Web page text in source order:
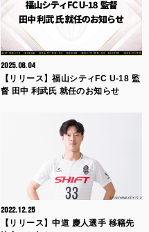
2025.08.04
【リリース】福山シティFC U-18 監
督 田中 利武氏 就任のお知らせ
2022.12.25
【リリース】中道 慶人選手 移籍先